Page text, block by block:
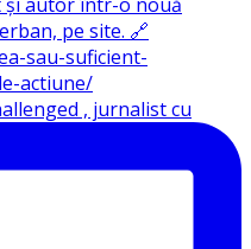
, jurnalist cu